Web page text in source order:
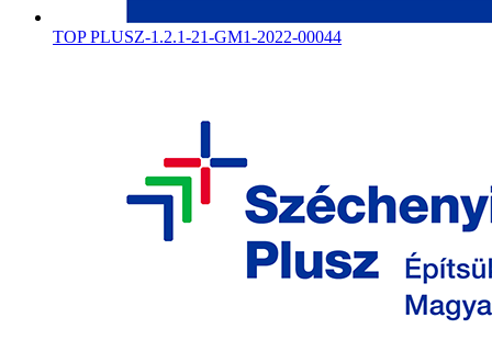
TOP PLUSZ-1.2.1-21-GM1-2022-00044